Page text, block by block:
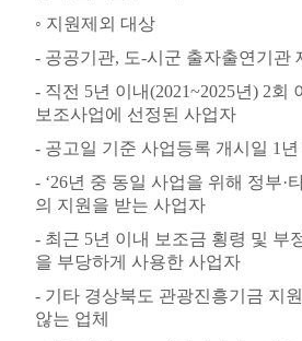
◦ 지원제외 대상
- 공공기관, 도-시군 출자출연기관
- 직전 5년 이내(2021~2025년) 2회
보조사업에 선정된 사업자
- 공고일 기준 사업등록 개시일 1
- ‘26년 중 동일 사업을 위해 정부·
의 지원을 받는 사업자
- 최근 5년 이내 보조금 횡령 및 부
을 부당하게 사용한 사업자
- 기타 경상북도 관광진흥기금 지
않는 업체